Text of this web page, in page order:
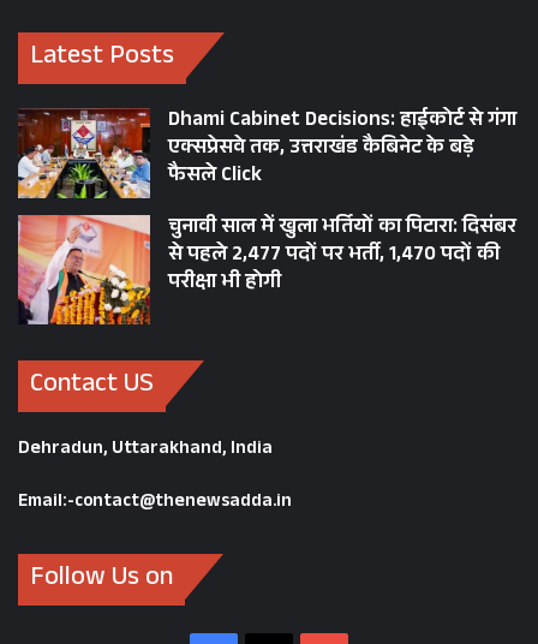
Latest Posts
Dhami Cabinet Decisions: हाईकोर्ट से गंगा
एक्सप्रेसवे तक, उत्तराखंड कैबिनेट के बड़े
फैसले Click
चुनावी साल में खुला भर्तियों का पिटारा: दिसंबर
से पहले 2,477 पदों पर भर्ती, 1,470 पदों की
परीक्षा भी होगी
Contact US
Dehradun, Uttarakhand, India
Email:-contact@thenewsadda.in
Follow Us on